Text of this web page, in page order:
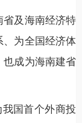
省及海南经济特
、为全国经济体
也成为海南建省
国首个外商投